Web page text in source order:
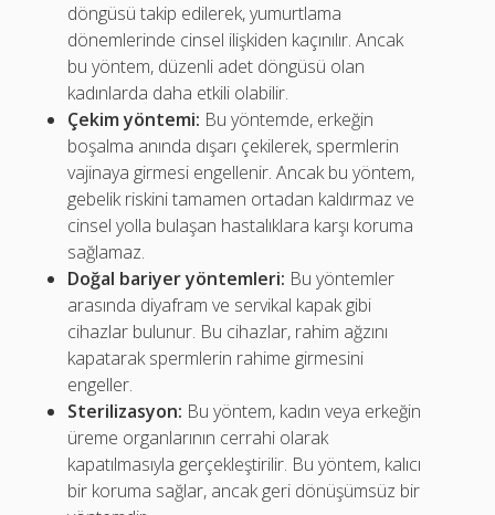
döngüsü takip edilerek, yumurtlama
dönemlerinde cinsel ilişkiden kaçınılır. Ancak
bu yöntem, düzenli adet döngüsü olan
kadınlarda daha etkili olabilir.
Çekim yöntemi: Bu yöntemde, erkeğin
boşalma anında dışarı çekilerek, spermlerin
vajinaya girmesi engellenir. Ancak bu yöntem,
gebelik riskini tamamen ortadan kaldırmaz ve
cinsel yolla bulaşan hastalıklara karşı koruma
sağlamaz.
Doğal bariyer yöntemleri: Bu yöntemler
arasında diyafram ve servikal kapak gibi
cihazlar bulunur. Bu cihazlar, rahim ağzını
kapatarak spermlerin rahime girmesini
engeller.
Sterilizasyon: Bu yöntem, kadın veya erkeğin
üreme organlarının cerrahi olarak
kapatılmasıyla gerçekleştirilir. Bu yöntem, kalıcı
bir koruma sağlar, ancak geri dönüşümsüz bir